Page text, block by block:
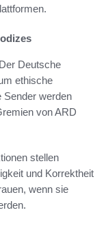
Deutsche
ethische
Sender werden
von ARD
stellen
und Korrektheit
wenn sie